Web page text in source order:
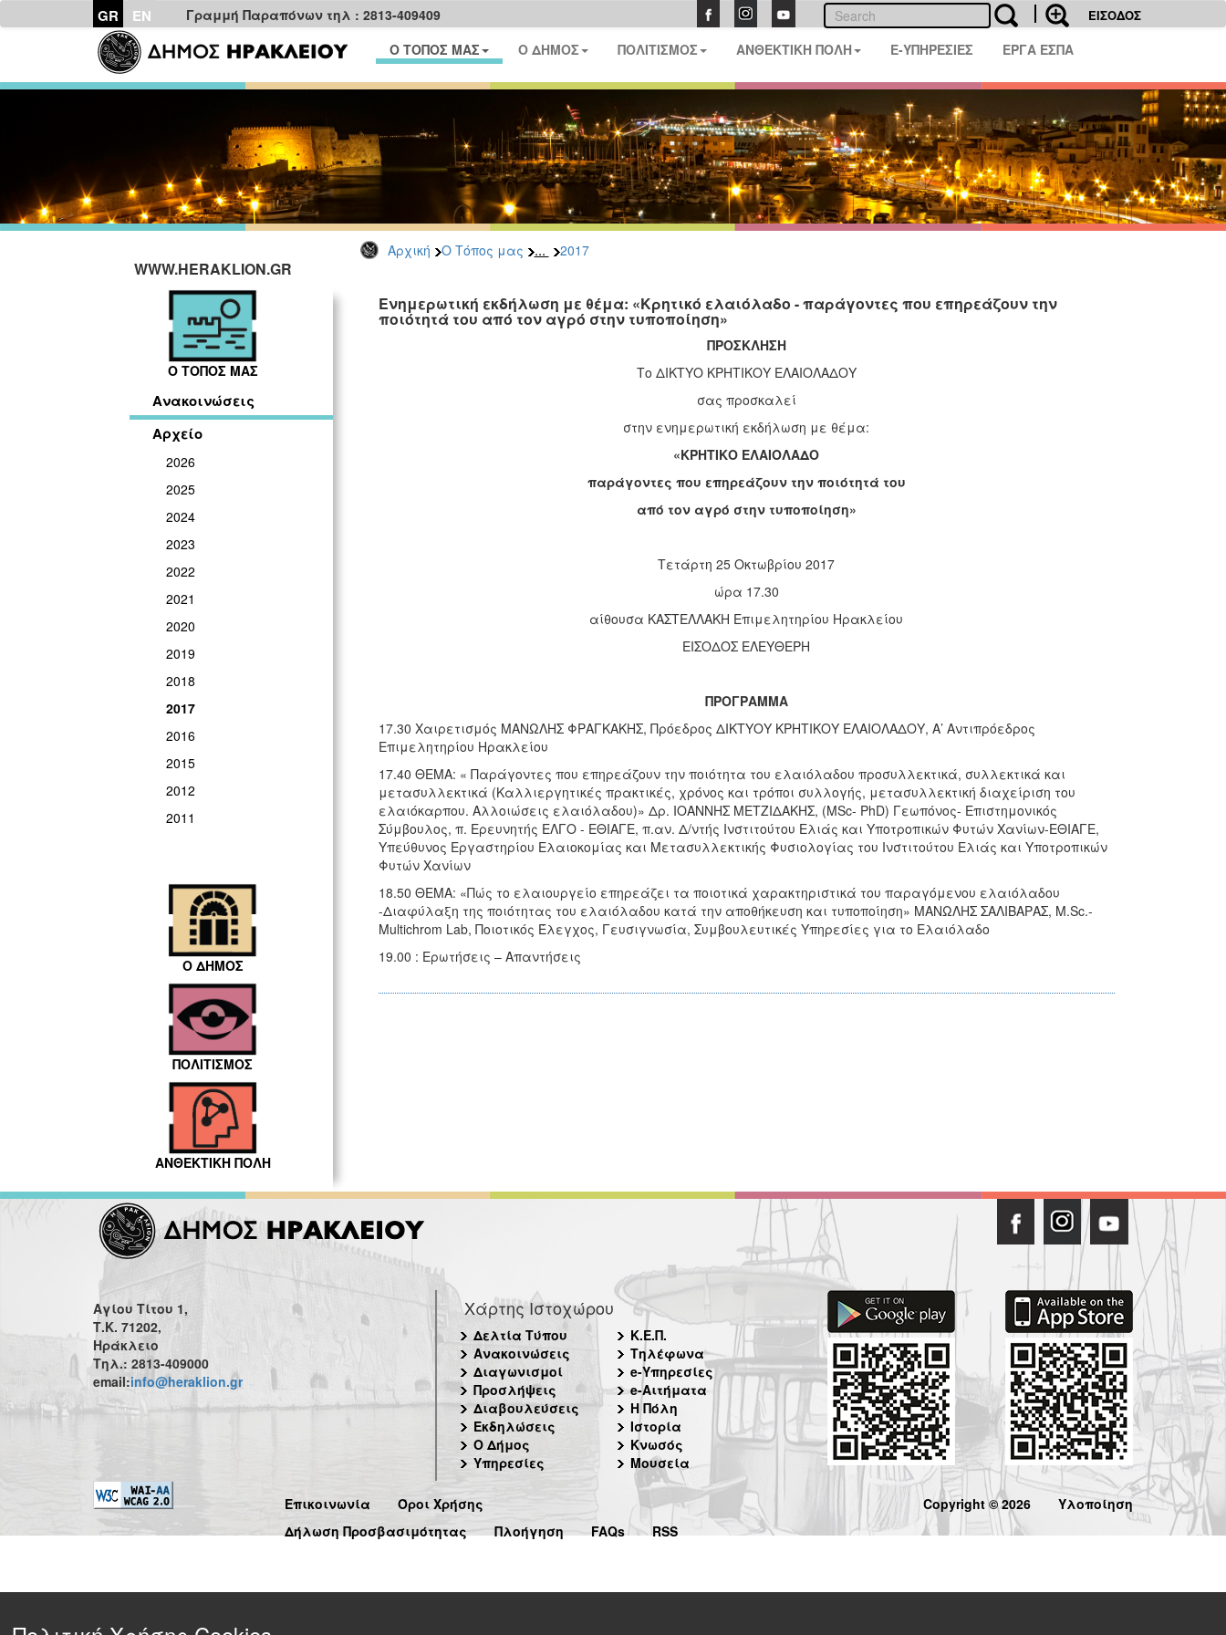
GR EN Γραμμή Παραπόνων τηλ : 2813-409409 ΕΙΣΟΔΟΣ
Ο ΤΟΠΟΣ ΜΑΣ Ο ΔΗΜΟΣ ΠΟΛΙΤΙΣΜΟΣ ΑΝΘΕΚΤΙΚΗ ΠΟΛΗ E-ΥΠΗΡΕΣΙΕΣ ΕΡΓΑ ΕΣΠΑ
Αρχική Ο Τόπος μας ... 2017
WWW.HERAKLION.GR
Ο ΤΟΠΟΣ ΜΑΣ
Ανακοινώσεις
Αρχείο
2026
2025
2024
2023
2022
2021
2020
2019
2018
2017
2016
2015
2012
2011
Ο ΔΗΜΟΣ
ΠΟΛΙΤΙΣΜΟΣ
ΑΝΘΕΚΤΙΚΗ ΠΟΛΗ
Ενημερωτική εκδήλωση με θέμα: «Κρητικό ελαιόλαδο - παράγοντες που επηρεάζουν την
ποιότητά του από τον αγρό στην τυποποίηση»
ΠΡΟΣΚΛΗΣΗ
Τo ΔΙΚΤΥΟ ΚΡΗΤΙΚΟΥ ΕΛΑΙΟΛΑΔΟΥ
σας προσκαλεί
στην ενημερωτική εκδήλωση με θέμα:
«ΚΡΗΤΙΚΟ ΕΛΑΙΟΛΑΔΟ
παράγοντες που επηρεάζουν την ποιότητά του
από τον αγρό στην τυποποίηση»
Τετάρτη 25 Οκτωβρίου 2017
ώρα 17.30
αίθουσα ΚΑΣΤΕΛΛΑΚΗ Επιμελητηρίου Ηρακλείου
ΕΙΣΟΔΟΣ ΕΛΕΥΘΕΡΗ
ΠΡΟΓΡΑΜΜΑ
17.30 Χαιρετισμός ΜΑΝΩΛΗΣ ΦΡΑΓΚΑΚΗΣ, Πρόεδρος ΔΙΚΤΥΟΥ ΚΡΗΤΙΚΟΥ ΕΛΑΙΟΛΑΔΟΥ, Α’ Αντιπρόεδρος
Επιμελητηρίου Ηρακλείου
17.40 ΘΕΜΑ: « Παράγοντες που επηρεάζουν την ποιότητα του ελαιόλαδου προσυλλεκτικά, συλλεκτικά και
μετασυλλεκτικά (Καλλιεργητικές πρακτικές, χρόνος και τρόποι συλλογής, μετασυλλεκτική διαχείριση του
ελαιόκαρπου. Αλλοιώσεις ελαιόλαδου)» Δρ. ΙΟΑΝΝΗΣ ΜΕΤΖΙΔΑΚΗΣ, (MSc- PhD) Γεωπόνος- Επιστημονικός
Σύμβουλος, π. Ερευνητής ΕΛΓΟ - ΕΘΙΑΓΕ, π.αν. Δ/ντής Ινστιτούτου Ελιάς και Υποτροπικών Φυτών Χανίων-ΕΘΙΑΓΕ,
Υπεύθυνος Εργαστηρίου Ελαιοκομίας και Μετασυλλεκτικής Φυσιολογίας του Ινστιτούτου Ελιάς και Υποτροπικών
Φυτών Χανίων
18.50 ΘΕΜΑ: «Πώς το ελαιουργείο επηρεάζει τα ποιοτικά χαρακτηριστικά του παραγόμενου ελαιόλαδου
-Διαφύλαξη της ποιότητας του ελαιόλαδου κατά την αποθήκευση και τυποποίηση» ΜΑΝΩΛΗΣ ΣΑΛΙΒΑΡΑΣ, Μ.Sc.-
Multichrom Lab, Ποιοτικός Έλεγχος, Γευσιγνωσία, Συμβουλευτικές Υπηρεσίες για το Ελαιόλαδο
19.00 : Ερωτήσεις – Απαντήσεις
Αγίου Τίτου 1,
Τ.Κ. 71202,
Ηράκλειο
Τηλ.: 2813-409000
email:info@heraklion.gr
Χάρτης Ιστοχώρου
Δελτία Τύπου
Ανακοινώσεις
Διαγωνισμοί
Προσλήψεις
Διαβουλεύσεις
Εκδηλώσεις
Ο Δήμος
Υπηρεσίες
Κ.Ε.Π.
Τηλέφωνα
e-Υπηρεσίες
e-Αιτήματα
Η Πόλη
Ιστορία
Κνωσός
Μουσεία
Επικοινωνία
Όροι Χρήσης
Δήλωση Προσβασιμότητας
Πλοήγηση FAQs RSS
Copyright © 2026 Υλοποίηση